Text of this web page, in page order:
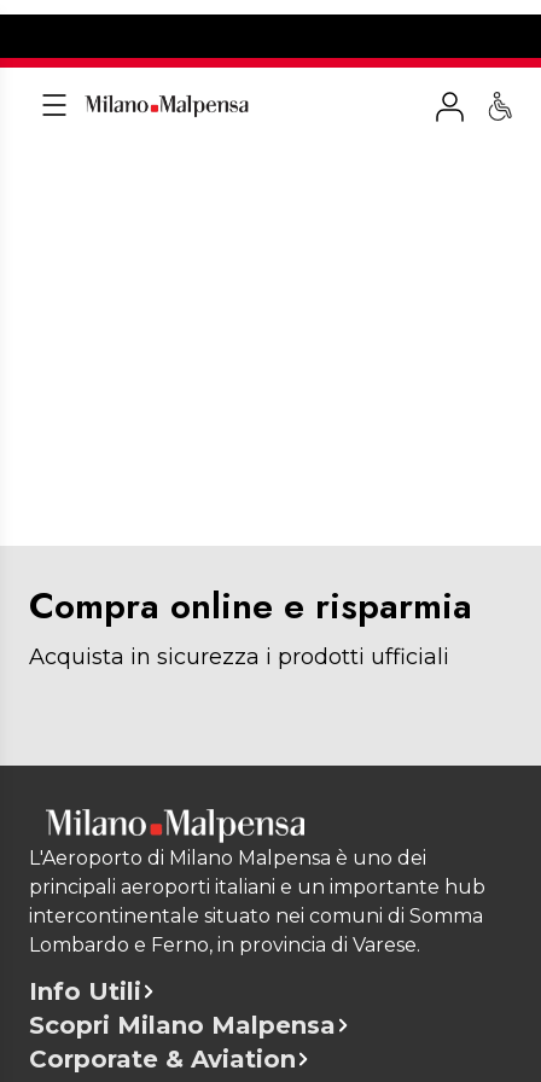
Compra online e risparmia
Acquista in sicurezza i prodotti ufficiali
L'Aeroporto di Milano Malpensa è uno dei
principali aeroporti italiani e un importante hub
intercontinentale situato nei comuni di Somma
Lombardo e Ferno, in provincia di Varese.
Info Utili
Scopri Milano Malpensa
Corporate & Aviation